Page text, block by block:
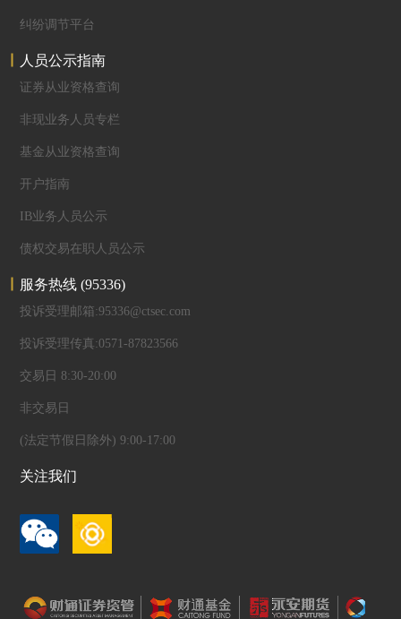
纠纷调节平台
人员公示指南
证券从业资格查询
非现业务人员专栏
基金从业资格查询
开户指南
IB业务人员公示
债权交易在职人员公示
服务热线(95336)
投诉受理邮箱:95336@ctsec.com
投诉受理传真:0571-87823566
交易日 8:30-20:00
非交易日
(法定节假日除外) 9:00-17:00
关注我们